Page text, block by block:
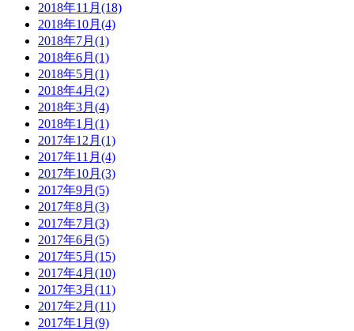
2018年11月(18)
2018年10月(4)
2018年7月(1)
2018年6月(1)
2018年5月(1)
2018年4月(2)
2018年3月(4)
2018年1月(1)
2017年12月(1)
2017年11月(4)
2017年10月(3)
2017年9月(5)
2017年8月(3)
2017年7月(3)
2017年6月(5)
2017年5月(15)
2017年4月(10)
2017年3月(11)
2017年2月(11)
2017年1月(9)